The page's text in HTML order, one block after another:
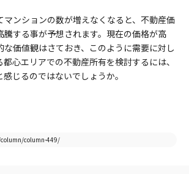
マンションの数が増えなくなると、不動産価
騰する事が予想されます。現在の価格が高
な価値観はさておき、このように需要に対し
心エリアでの不動産所有を検討するには、
じるのではないでしょうか。
column-449/